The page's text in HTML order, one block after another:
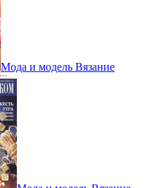
Мода и модель Вязание